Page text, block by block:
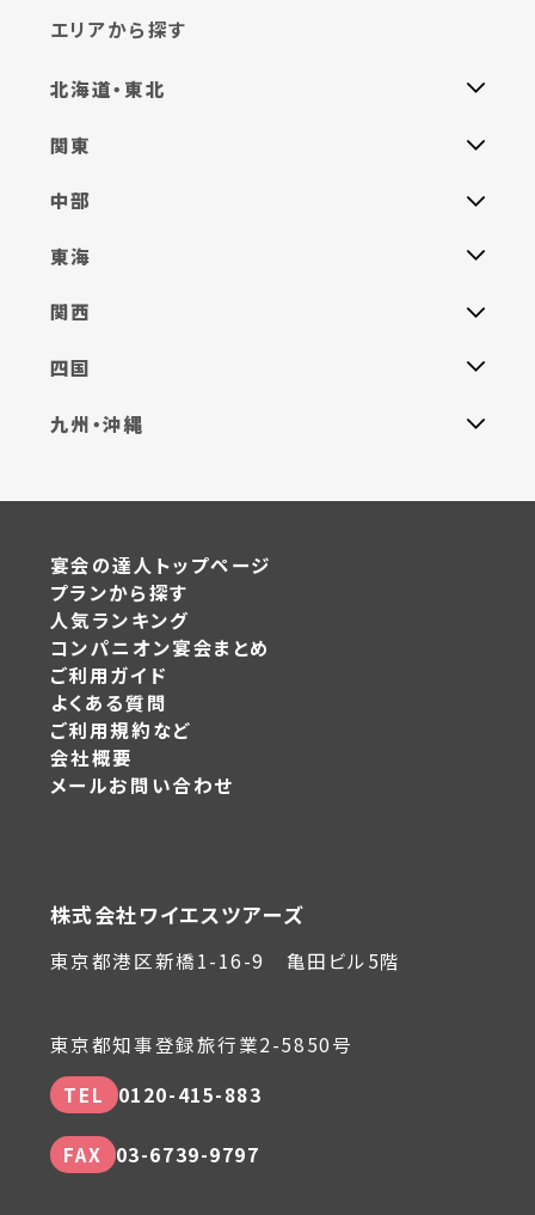
九州・沖縄
エリアから探す
北海道・東北
関東
中部
東海
関西
四国
九州・沖縄
宴会の達人トップページ
プランから探す
人気ランキング
コンパニオン宴会まとめ
ご利用ガイド
よくある質問
ご利用規約など
会社概要
メールお問い合わせ
株式会社ワイエスツアーズ
東京都港区新橋1-16-9 亀田ビル5階
東京都知事登録旅行業2-5850号
TEL
0120-415-883
FAX 03-6739-9797